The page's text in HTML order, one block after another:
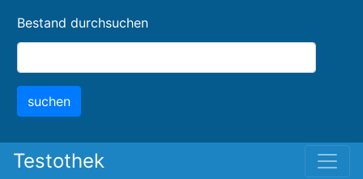
content
Bestand durchsuchen
suchen
Testothek